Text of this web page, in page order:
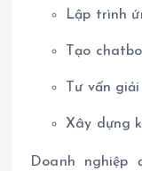
Lập trình
Tạo
Tư vấn
Xây dựng
Doanh nghiệp